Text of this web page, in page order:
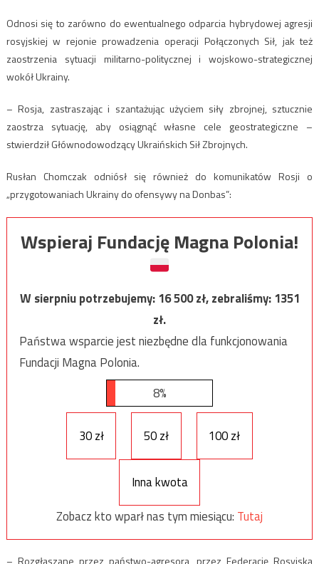
Odnosi się to zarówno do ewentualnego odparcia hybrydowej agresji
rosyjskiej w rejonie prowadzenia operacji Połączonych Sił, jak też
zaostrzenia sytuacji militarno-politycznej i wojskowo-strategicznej
wokół Ukrainy.
– Rosja, zastraszając i szantażując użyciem siły zbrojnej, sztucznie
zaostrza sytuację, aby osiągnąć własne cele geostrategiczne –
stwierdził Głównodowodzący Ukraińskich Sił Zbrojnych.
Rusłan Chomczak odniósł się również do komunikatów Rosji o
„przygotowaniach Ukrainy do ofensywy na Donbas”:
Wspieraj Fundację Magna Polonia!
W sierpniu potrzebujemy:16 500zł, zebraliśmy:1351
zł.
Państwa wsparcie jest niezbędne dla funkcjonowania
Fundacji Magna Polonia.
8%
30 zł 50 zł 100 zł
Inna kwota
Zobacz kto wparł nas tym miesiącu: Tutaj
– Rozgłaszane przez państwo-agresora, przez Federację Rosyjską